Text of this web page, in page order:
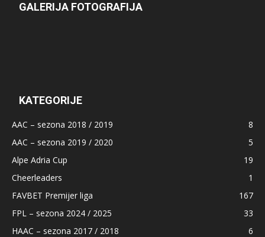
GALERIJA FOTOGRAFIJA
KATEGORIJE
AAC – sezona 2018 / 2019
8
AAC – sezona 2019 / 2020
5
Alpe Adria Cup
19
Cheerleaders
1
FAVBET Premijer liga
167
FPL – sezona 2024 / 2025
33
HAAC – sezona 2017 / 2018
6